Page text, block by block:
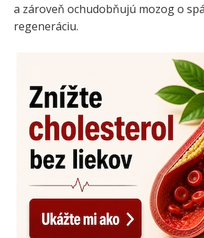
a zároveň ochudobňujú mozog o
regeneráciu.